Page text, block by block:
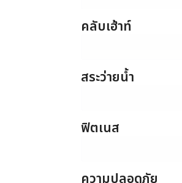
คลับเฮ้าท์
สระว่ายน้ำ
ฟิตเนส
ความปลอดภัย